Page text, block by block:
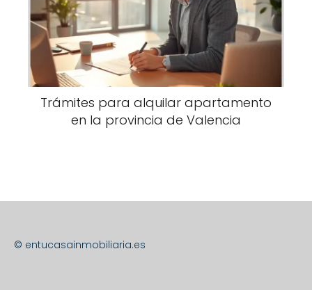
Trámites para alquilar apartamento
en la provincia de Valencia
© entucasainmobiliaria.es